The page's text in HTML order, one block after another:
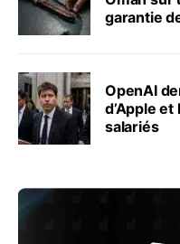
garantie
OpenAI
d’Apple
salariés